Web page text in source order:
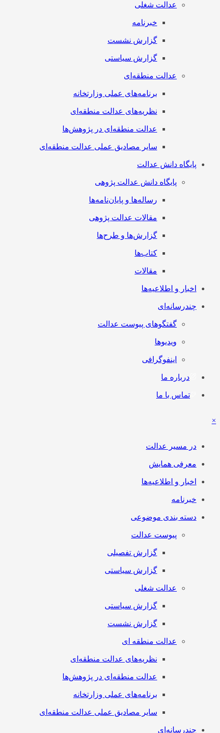
عدالت شغلی
خبرنامه
گزارش نشست
گزارش سیاستی
عدالت منطقه‌ای
برنامه‌های عملی وزارتخانه
نظریه‌های عدالت منطقه‌ای
عدالت منطقه‌ای در پژوهش‌ها
سایر مصادیق عملی عدالت منطقه‌ای
پایگاه دانش عدالت
پایگاه دانش عدالت پژوهی
رساله‌ها و پایان‌نامه‌ها
مقالات عدالت پژوهی
گزارش‌ها و طرح‌ها
کتاب‌ها
مقالات
اخبار و اطلاعیه‌ها
چندرسانه‌ای
گفتگوهای پیوست عدالت
ویدیوها
اینفوگرافی
درباره ما
تماس با ما
×
در مسیر عدالت
معرفی همایش
اخبار و اطلاعیه‌ها
خبرنامه
دسته بندی موضوعی
پیوست عدالت
گزارش تفصیلی
گزارش سیاستی
عدالت شغلی
گزارش سیاستی
گزارش نشست
عدالت منطقه ای
نظریه‌های عدالت منطقه‌ای
عدالت منطقه‌ای در پژوهش‌ها
برنامه‌های عملی وزارتخانه
سایر مصادیق عملی عدالت منطقه‌ای
چندرسانه‌ای